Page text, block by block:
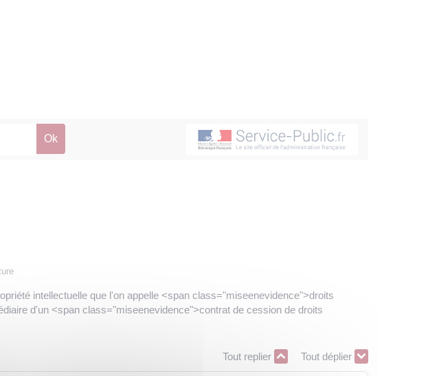
intellectuelle que l'on appelle <span class="miseenevidence">droits
d'un <span class="miseenevidence">contrat de cession de droits
Tout replier Tout déplier